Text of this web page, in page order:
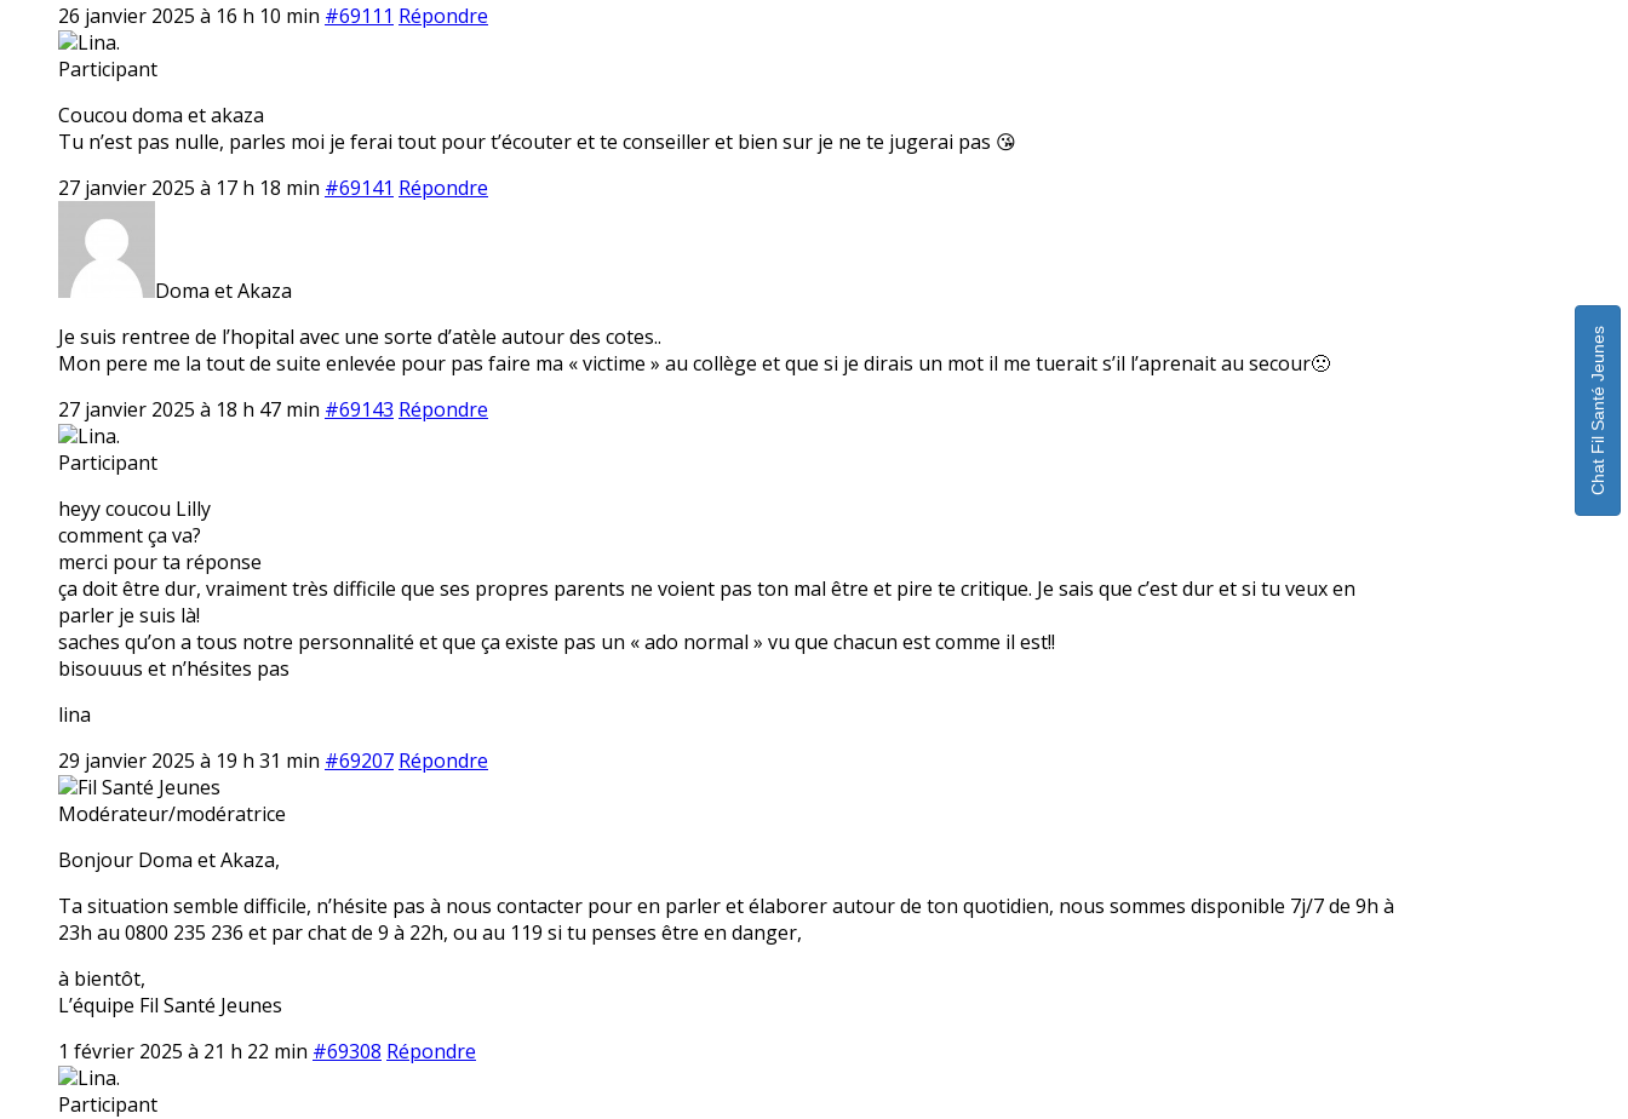
26 janvier 2025 à 16 h 10 min #69111 Répondre
Lina.
Participant
Coucou doma et akaza
Tu n’est pas nulle, parles moi je ferai tout pour t’écouter et te conseiller et bien sur je ne te jugerai pas 😘
27 janvier 2025 à 17 h 18 min #69141 Répondre
Doma et Akaza
Je suis rentree de l’hopital avec une sorte d’atèle autour des cotes..
Mon pere me la tout de suite enlevée pour pas faire ma « victime » au collège et que si je dirais un mot il me tuerait s’il l’aprenait au secour🙁
27 janvier 2025 à 18 h 47 min #69143 Répondre
Lina.
Participant
heyy coucou Lilly
comment ça va?
merci pour ta réponse
ça doit être dur, vraiment très difficile que ses propres parents ne voient pas ton mal être et pire te critique. Je sais que c’est dur et si tu veux en
parler je suis là!
saches qu’on a tous notre personnalité et que ça existe pas un « ado normal » vu que chacun est comme il est!!
bisouuus et n’hésites pas
lina
29 janvier 2025 à 19 h 31 min #69207 Répondre
Fil Santé Jeunes
Modérateur/modératrice
Bonjour Doma et Akaza,
Ta situation semble difficile, n’hésite pas à nous contacter pour en parler et élaborer autour de ton quotidien, nous sommes disponible 7j/7 de 9h à
23h au 0800 235 236 et par chat de 9 à 22h, ou au 119 si tu penses être en danger,
à bientôt,
L’équipe Fil Santé Jeunes
1 février 2025 à 21 h 22 min #69308 Répondre
Lina.
Participant
Chat Fil Santé Jeunes